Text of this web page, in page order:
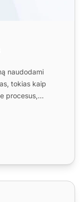
naudodami
tokias kaip
procesus,